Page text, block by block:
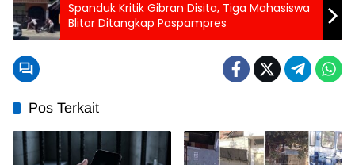
Spanduk Kritik Gibran Disita, Tiga Mahasiswa
Blitar Ditangkap Paspampres
Pos Terkait